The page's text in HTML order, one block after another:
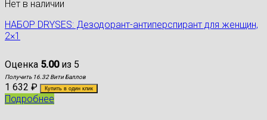
Нет в наличии
НАБОР DRYSES: Дезодорант-антиперспирант для женщин,
2×1
Оценка 5.00из 5
Получить 16.32 Вити Баллов
1 632 ₽ Купить в один клик
Подробнее